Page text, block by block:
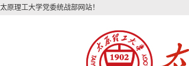
原理工大学党委统战部网站！